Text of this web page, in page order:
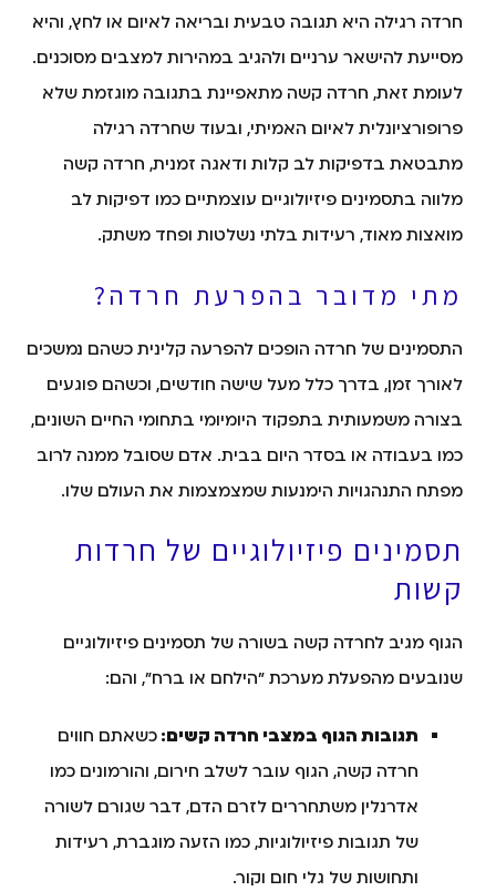
חרדה רגילה היא תגובה טבעית ובריאה לאיום או לחץ, והיא
מסייעת להישאר ערניים ולהגיב במהירות למצבים מסוכנים.
לעומת זאת, חרדה קשה מתאפיינת בתגובה מוגזמת שלא
פרופורציונלית לאיום האמיתי, ובעוד שחרדה רגילה
מתבטאת בדפיקות לב קלות ודאגה זמנית, חרדה קשה
מלווה בתסמינים פיזיולוגיים עוצמתיים כמו דפיקות לב
מואצות מאוד, רעידות בלתי נשלטות ופחד משתק.
מתי מדובר בהפרעת חרדה?
התסמינים של חרדה הופכים להפרעה קלינית כשהם נמשכים
לאורך זמן, בדרך כלל מעל שישה חודשים, וכשהם פוגעים
בצורה משמעותית בתפקוד היומיומי בתחומי החיים השונים,
כמו בעבודה או בסדר היום בבית. אדם שסובל ממנה לרוב
מפתח התנהגויות הימנעות שמצמצמות את העולם שלו.
תסמינים פיזיולוגיים של חרדות
קשות
הגוף מגיב לחרדה קשה בשורה של תסמינים פיזיולוגיים
שנובעים מהפעלת מערכת "הילחם או ברח", והם:
תגובות הגוף במצבי חרדה קשים: כשאתם חווים
חרדה קשה, הגוף עובר לשלב חירום, והורמונים כמו
אדרנלין משתחררים לזרם הדם, דבר שגורם לשורה
של תגובות פיזיולוגיות, כמו הזעה מוגברת, רעידות
ותחושות של גלי חום וקור.